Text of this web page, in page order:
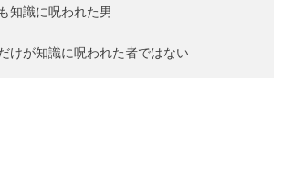
知識に呪われた男
が知識に呪われた者ではない